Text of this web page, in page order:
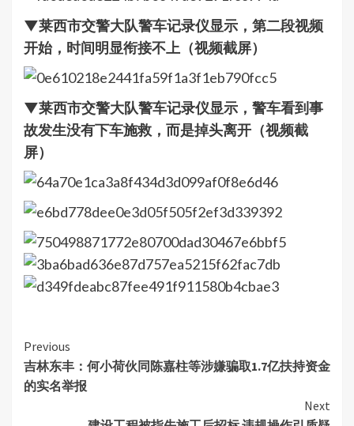
▼莱西市交警大队警车记录仪显示，第二段视频
开始，时间明显衔接不上（视频截屏）
▼莱西市交警大队警车记录仪显示，警车看到事
故发生没有下车施救，而是掉头离开（视频截
屏）
Continue
Reading
Previous
吉林东丰：何小荷伙同陈嘉柱等涉嫌骗取1.7亿扶持资金
的实名举报
Next